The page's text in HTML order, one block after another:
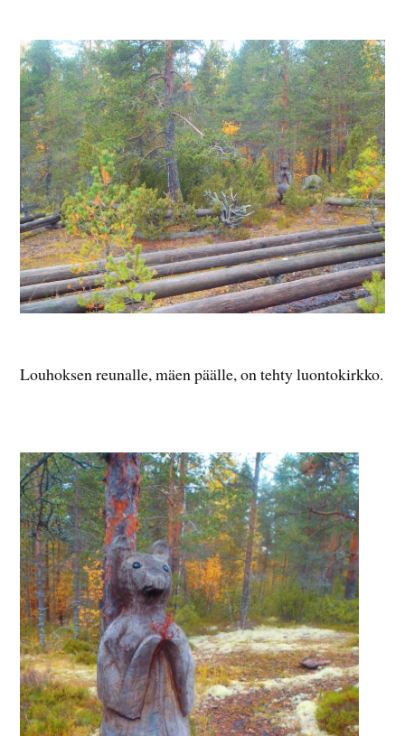
Louhoksen reunalle, mäen päälle, on tehty luontokirkko.